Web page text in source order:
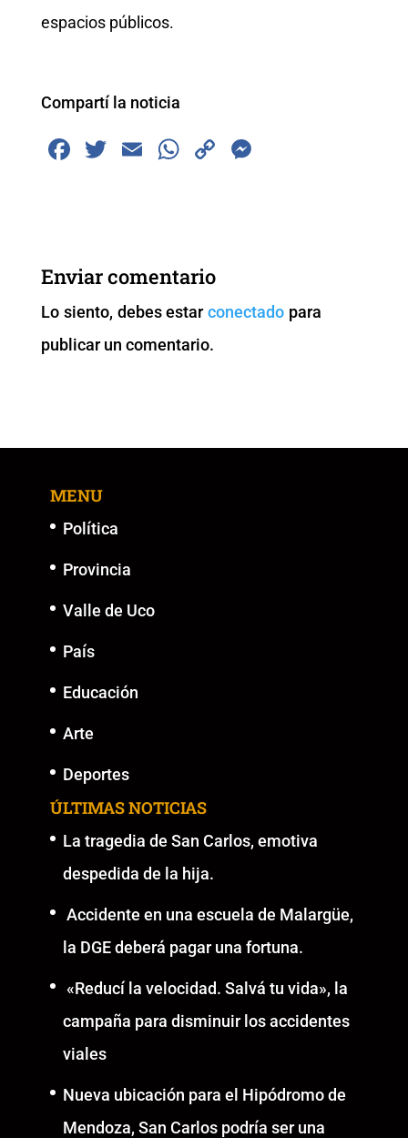
espacios públicos.
Compartí la noticia
F
b
o
o
k
T
E
W
A
p
p
C
k
er
Enviar comentario
Lo siento, debes estarconectado para
publicar un comentario.
MENU
Política
Provincia
Valle de Uco
País
Educación
Arte
Deportes
ÚLTIMAS NOTICIAS
La tragedia de San Carlos, emotiva
despedida de la hija.
Accidente en una escuela de Malargüe,
la DGE deberá pagar una fortuna.
«Reducí la velocidad. Salvá tu vida», la
campaña para disminuir los accidentes
viales
Nueva ubicación para el Hipódromo de
Mendoza, San Carlos podría ser una